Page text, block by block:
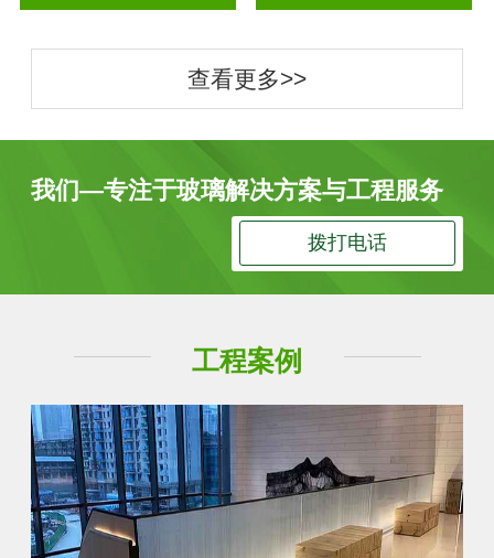
查看更多>>
我们—专注于玻璃解决方案与工程服务
拨打电话
工程案例